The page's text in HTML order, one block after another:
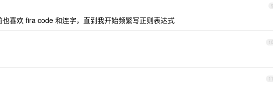
9
也喜欢 fira code 和连字，直到我开始频繁写正则表达式
10
11